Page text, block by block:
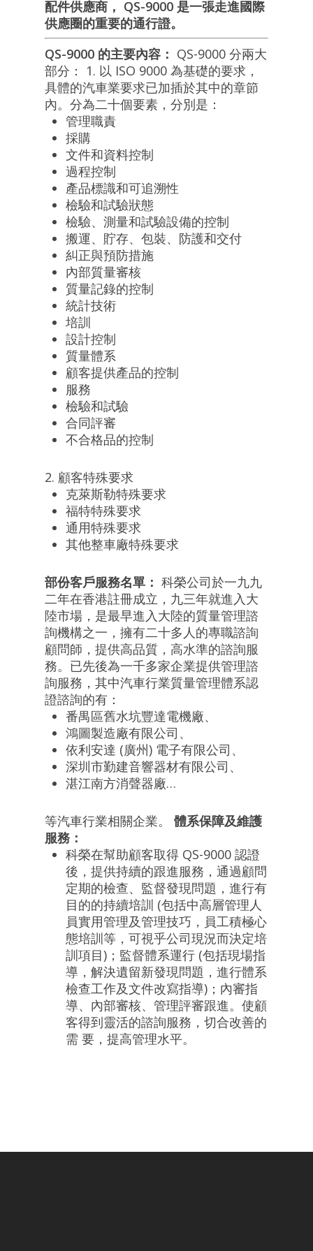
配件供應商， QS-9000 是一張走進國際
供應圈的重要的通行證。
QS-9000 的主要內容： QS-9000 分兩大
部分： 1. 以 ISO 9000 為基礎的要求，
具體的汽車業要求已加插於其中的章節
內。分為二十個要素，分別是：
管理職責
採購
文件和資料控制
過程控制
產品標識和可追溯性
檢驗和試驗狀態
檢驗、測量和試驗設備的控制
搬運、貯存、包裝、防護和交付
糾正與預防措施
內部質量審核
質量記錄的控制
統計技術
培訓
設計控制
質量體系
顧客提供產品的控制
服務
檢驗和試驗
合同評審
不合格品的控制
2. 顧客特殊要求
克萊斯勒特殊要求
福特特殊要求
通用特殊要求
其他整車廠特殊要求
部份客戶服務名單： 科榮公司於一九九
二年在香港註冊成立，九三年就進入大
陸市場，是最早進入大陸的質量管理諮
詢機構之一，擁有二十多人的專職諮詢
顧問師，提供高品質，高水準的諮詢服
務。已先後為一千多家企業提供管理諮
詢服務，其中汽車行業質量管理體系認
證諮詢的有：
番禺區舊水坑豐達電機廠、
鴻圖製造廠有限公司、
依利安達 (廣州) 電子有限公司、
深圳市勤建音響器材有限公司、
湛江南方消聲器廠…
等汽車行業相關企業。 體系保障及維護
服務：
科榮在幫助顧客取得 QS-9000 認證
後，提供持續的跟進服務，通過顧問
定期的檢查、監督發現問題，進行有
目的的持續培訓 (包括中高層管理人
員實用管理及管理技巧，員工積極心
態培訓等，可視乎公司現況而決定培
訓項目)；監督體系運行 (包括現場指
導，解決遺留新發現問題，進行體系
檢查工作及文件改寫指導)；內審指
導、內部審核、管理評審跟進。使顧
客得到靈活的諮詢服務，切合改善的
需 要，提高管理水平。